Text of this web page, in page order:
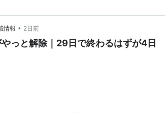
索ボックスに“ヤマト”と伝票番号を入力する
達状況が検索できる。（例：ヤマト
することができる。（例：会社情報 トヨタ
情報 • 2日前
っと解除｜29日で終わるはずが4日